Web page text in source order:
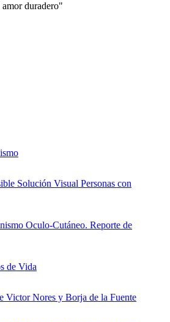
duradero"
Solución Visual Personas con
Oculo-Cutáneo. Reporte de
de Vida
Victor Nores y Borja de la Fuente